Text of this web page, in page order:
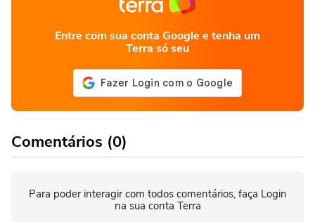
Entre com sua conta Google e tenha um
Terra só seu
Comentários (0)
Para poder interagir com todos comentários, faça Login
na sua conta Terra